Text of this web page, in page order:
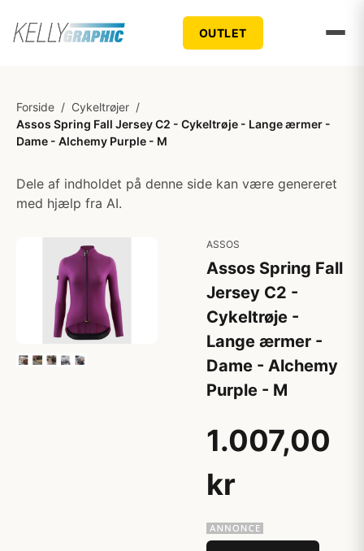
OUTLET
Forside / Cykeltrøjer /
Assos Spring Fall Jersey C2 - Cykeltrøje - Lange ærmer -
Dame - Alchemy Purple - M
Dele af indholdet på denne side kan være genereret
med hjælp fra AI.
ASSOS
Assos Spring Fall
Jersey C2 -
Cykeltrøje -
Lange ærmer -
Dame - Alchemy
Purple - M
1.007,00
kr